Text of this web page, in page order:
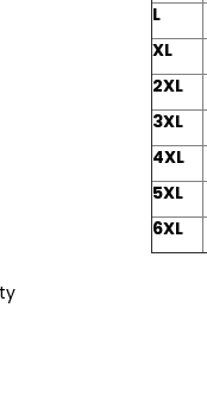
L
XL
2XL
3XL
4XL
5XL
6XL